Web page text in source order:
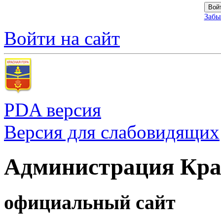
Войти на сайт
PDA версия
Версия для слабовидящих
Администрация
официальный сайт